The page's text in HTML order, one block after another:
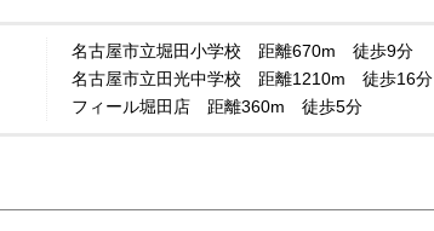
名古屋市立堀田小学校 距離670m 徒歩9分
名古屋市立田光中学校 距離1210m 徒歩16分
フィール堀田店 距離360m 徒歩5分